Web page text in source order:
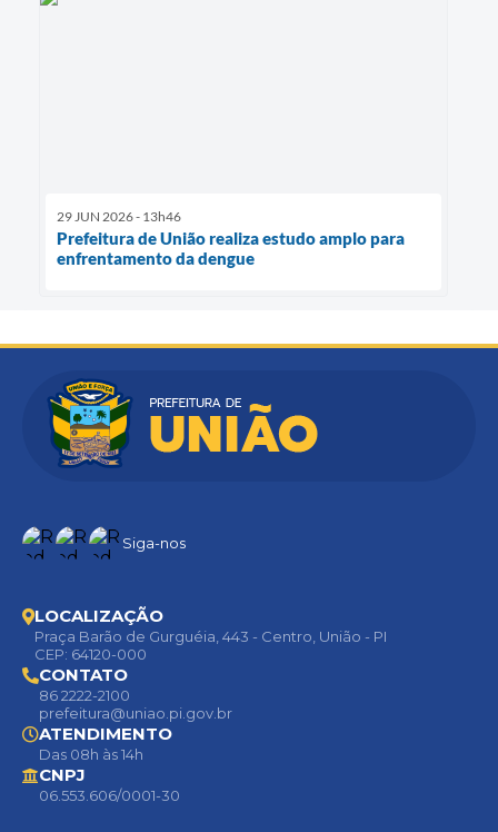
29 JUN 2026 - 13h46
Prefeitura de União realiza estudo amplo para
enfrentamento da dengue
Siga-nos
LOCALIZAÇÃO
Praça Barão de Gurguéia, 443 - Centro, União - PI
CEP: 64120-000
CONTATO
86 2222-2100
prefeitura@uniao.pi.gov.br
ATENDIMENTO
Das 08h às 14h
CNPJ
06.553.606/0001-30